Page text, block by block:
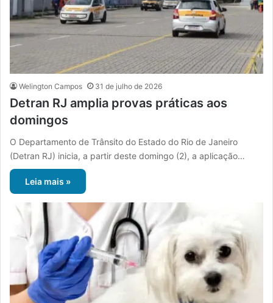
Welington Campos 31 de julho de 2026
Detran RJ amplia provas práticas aos
domingos
O Departamento de Trânsito do Estado do Rio de Janeiro
(Detran RJ) inicia, a partir deste domingo (2), a aplicação…
Leia mais »